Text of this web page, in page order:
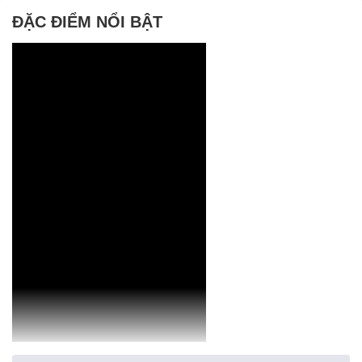
ĐẶC ĐIỂM NỔI BẬT